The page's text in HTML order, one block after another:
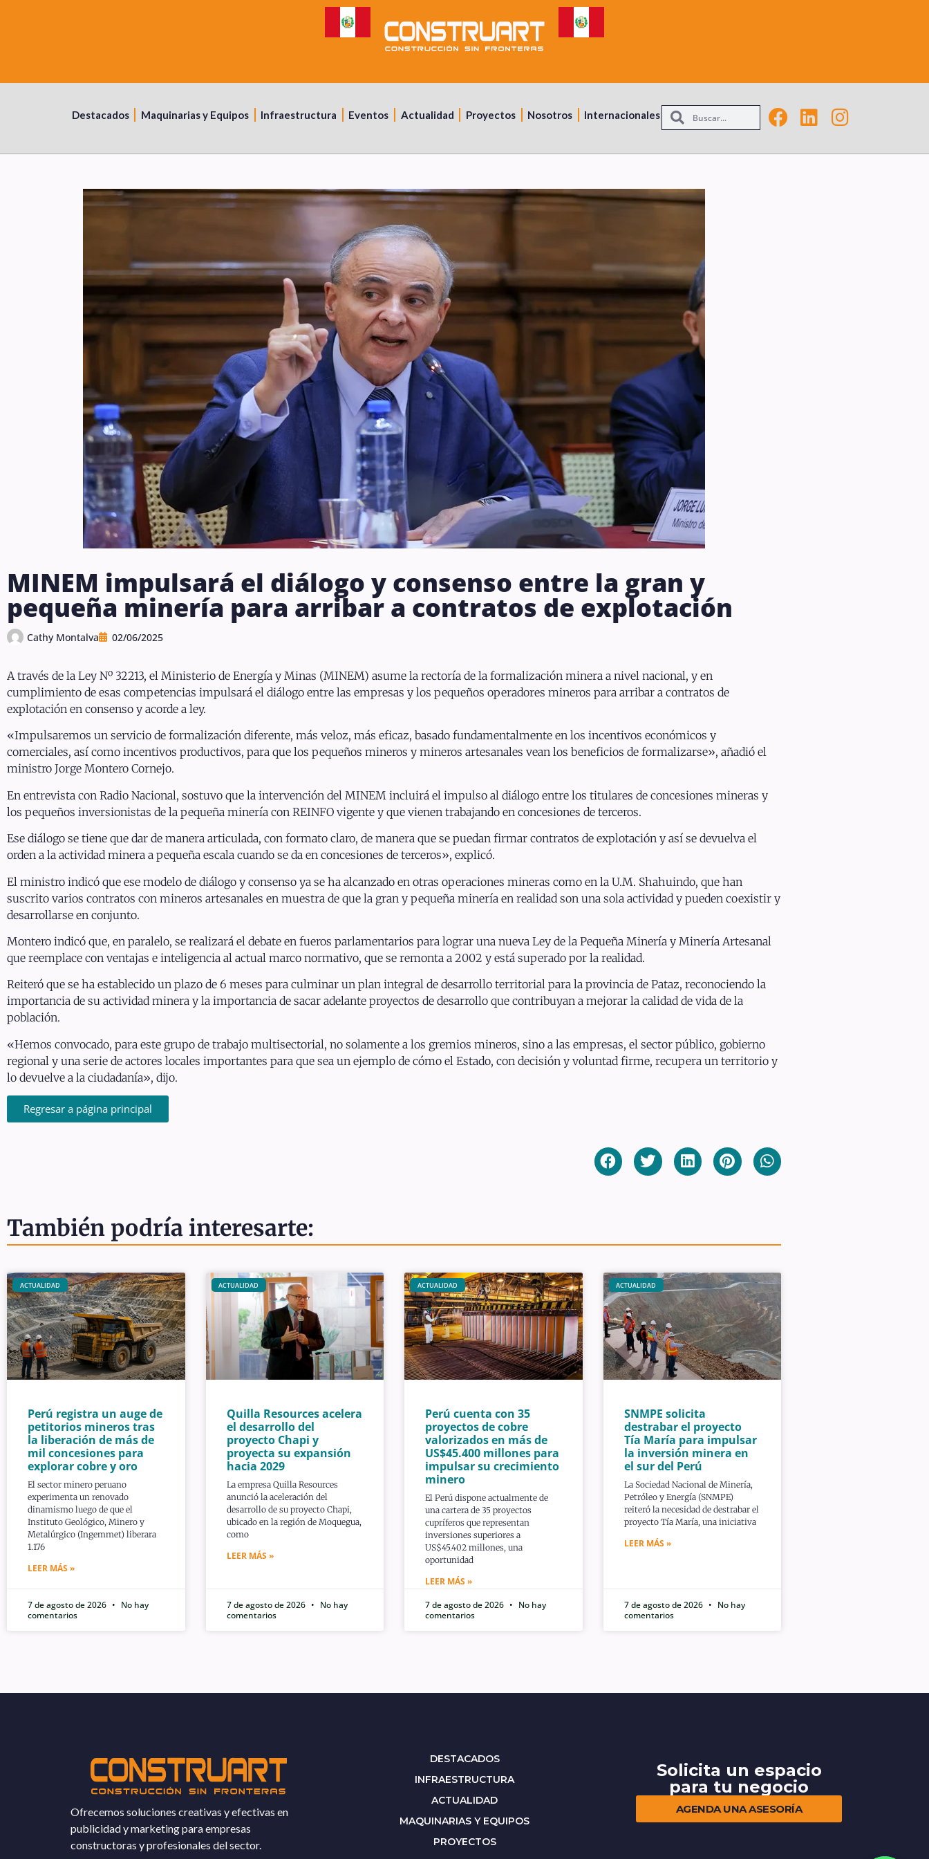
Destacados Maquinarias y Equipos Infraestructura Eventos Actualidad Proyectos Nosotros Internacionales
MINEM impulsará el diálogo y consenso entre la gran y
pequeña minería para arribar a contratos de explotación
Cathy Montalva 02/06/2025
A través de la Ley Nº 32213, el Ministerio de Energía y Minas (MINEM) asume la rectoría de la formalización minera a nivel nacional, y en
cumplimiento de esas competencias impulsará el diálogo entre las empresas y los pequeños operadores mineros para arribar a contratos de
explotación en consenso y acorde a ley.
«Impulsaremos un servicio de formalización diferente, más veloz, más eficaz, basado fundamentalmente en los incentivos económicos y
comerciales, así como incentivos productivos, para que los pequeños mineros y mineros artesanales vean los beneficios de formalizarse», añadió el
ministro Jorge Montero Cornejo.
En entrevista con Radio Nacional, sostuvo que la intervención del MINEM incluirá el impulso al diálogo entre los titulares de concesiones mineras y
los pequeños inversionistas de la pequeña minería con REINFO vigente y que vienen trabajando en concesiones de terceros.
Ese diálogo se tiene que dar de manera articulada, con formato claro, de manera que se puedan firmar contratos de explotación y así se devuelva el
orden a la actividad minera a pequeña escala cuando se da en concesiones de terceros», explicó.
El ministro indicó que ese modelo de diálogo y consenso ya se ha alcanzado en otras operaciones mineras como en la U.M. Shahuindo, que han
suscrito varios contratos con mineros artesanales en muestra de que la gran y pequeña minería en realidad son una sola actividad y pueden coexistir y
desarrollarse en conjunto.
Montero indicó que, en paralelo, se realizará el debate en fueros parlamentarios para lograr una nueva Ley de la Pequeña Minería y Minería Artesanal
que reemplace con ventajas e inteligencia al actual marco normativo, que se remonta a 2002 y está superado por la realidad.
Reiteró que se ha establecido un plazo de 6 meses para culminar un plan integral de desarrollo territorial para la provincia de Pataz, reconociendo la
importancia de su actividad minera y la importancia de sacar adelante proyectos de desarrollo que contribuyan a mejorar la calidad de vida de la
población.
«Hemos convocado, para este grupo de trabajo multisectorial, no solamente a los gremios mineros, sino a las empresas, el sector público, gobierno
regional y una serie de actores locales importantes para que sea un ejemplo de cómo el Estado, con decisión y voluntad firme, recupera un territorio y
lo devuelve a la ciudadanía», dijo.
Regresar a página principal
También podría interesarte:
ACTUALIDAD
Perú registra un auge de
petitorios mineros tras
la liberación de más de
mil concesiones para
explorar cobre y oro
El sector minero peruano
experimenta un renovado
dinamismo luego de que el
Instituto Geológico, Minero y
Metalúrgico (Ingemmet) liberara
1.176
LEER MÁS »
7 de agosto de 2026
No hay
comentarios
ACTUALIDAD
Quilla Resources acelera
el desarrollo del
proyecto Chapi y
proyecta su expansión
hacia 2029
La empresa Quilla Resources
anunció la aceleración del
desarrollo de su proyecto Chapi,
ubicado en la región de Moquegua,
como
LEER MÁS »
7 de agosto de 2026
No hay
comentarios
ACTUALIDAD
Perú cuenta con 35
proyectos de cobre
valorizados en más de
US$45.400 millones para
impulsar su crecimiento
minero
El Perú dispone actualmente de
una cartera de 35 proyectos
cupríferos que representan
inversiones superiores a
US$45.402 millones, una
oportunidad
LEER MÁS »
7 de agosto de 2026
No hay
comentarios
ACTUALIDAD
SNMPE solicita
destrabar el proyecto
Tía María para impulsar
la inversión minera en
el sur del Perú
La Sociedad Nacional de Minería,
Petróleo y Energía (SNMPE)
reiteró la necesidad de destrabar el
proyecto Tía María, una iniciativa
LEER MÁS »
7 de agosto de 2026
No hay
comentarios
Ofrecemos soluciones creativas y efectivas en
publicidad y marketing para empresas
constructoras y profesionales del sector.
DESTACADOS
INFRAESTRUCTURA
ACTUALIDAD
MAQUINARIAS Y EQUIPOS
PROYECTOS
Solicita un espacio
para tu negocio
AGENDA UNA ASESORÍA